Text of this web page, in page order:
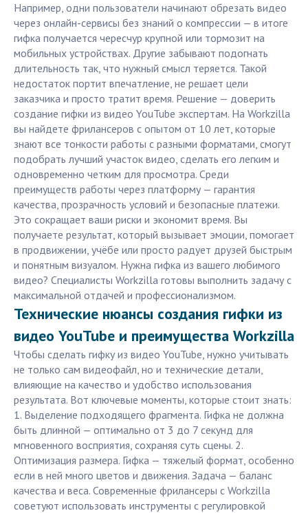
Например, одни пользователи начинают обрезать видео
через онлайн-сервисы без знаний о компрессии — в итоге
гифка получается чересчур крупной или тормозит на
мобильных устройствах. Другие забывают подогнать
длительность так, что нужный смысл теряется. Такой
недостаток портит впечатление, не решает цели
заказчика и просто тратит время. Решение — доверить
создание гифки из видео YouTube экспертам. На Workzilla
вы найдете фрилансеров с опытом от 10 лет, которые
знают все тонкости работы с разными форматами, смогут
подобрать лучший участок видео, сделать его легким и
одновременно четким для просмотра. Среди
преимуществ работы через платформу — гарантия
качества, прозрачность условий и безопасные платежи.
Это сокращает ваши риски и экономит время. Вы
получаете результат, который вызывает эмоции, помогает
в продвижении, учёбе или просто радует друзей быстрым
и понятным визуалом. Нужна гифка из вашего любимого
видео? Специалисты Workzilla готовы выполнить задачу с
максимальной отдачей и профессионализмом.
Технические нюансы создания гифки из
видео YouTube и преимущества Workzilla
Чтобы сделать гифку из видео YouTube, нужно учитывать
не только сам видеофайл, но и технические детали,
влияющие на качество и удобство использования
результата. Вот ключевые моменты, которые стоит знать:
1. Выделение подходящего фрагмента. Гифка не должна
быть длинной — оптимально от 3 до 7 секунд для
мгновенного восприятия, сохраняя суть сцены. 2.
Оптимизация размера. Гифка — тяжелый формат, особенно
если в ней много цветов и движения. Задача — баланс
качества и веса. Современные фрилансеры с Workzilla
советуют использовать инструменты с регулировкой